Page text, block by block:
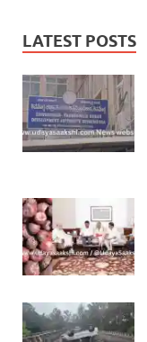
LATEST POSTS